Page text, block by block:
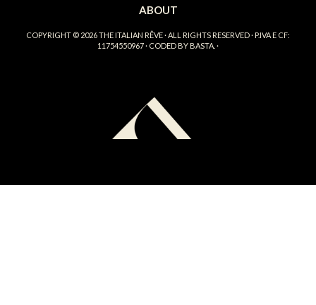
ABOUT
COPYRIGHT © 2026THE ITALIAN RÊVE· ALL RIGHTS RESERVED · P.IVA E CF:
11754550967 · CODED BY BASTA. ·